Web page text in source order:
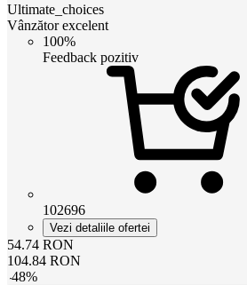
Ultimate_choices
Vânzător excelent
100%
Feedback pozitiv
102696
Vezi detaliile ofertei
54.74 RON
104.84 RON
-48%